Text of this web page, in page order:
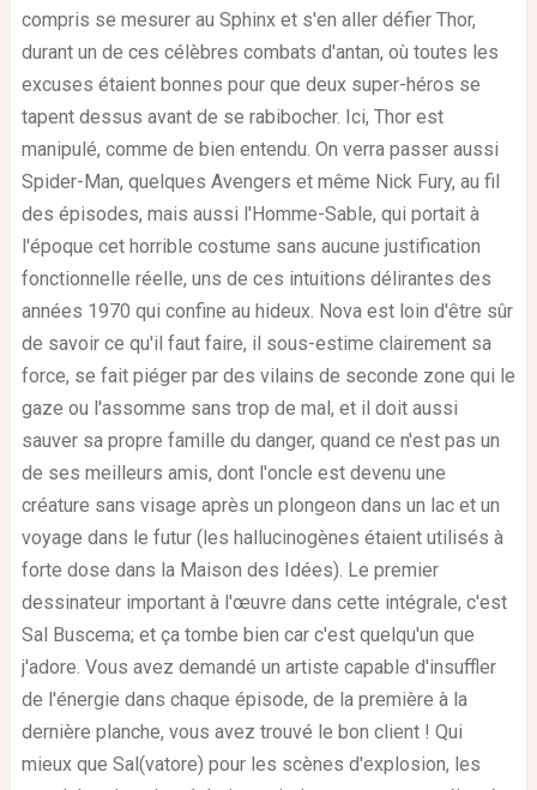
compris se mesurer au Sphinx et s'en aller défier Thor,
durant un de ces célèbres combats d'antan, où toutes les
excuses étaient bonnes pour que deux super-héros se
tapent dessus avant de se rabibocher. Ici, Thor est
manipulé, comme de bien entendu. On verra passer aussi
Spider-Man, quelques Avengers et même Nick Fury, au fil
des épisodes, mais aussi l'Homme-Sable, qui portait à
l'époque cet horrible costume sans aucune justification
fonctionnelle réelle, uns de ces intuitions délirantes des
années 1970 qui confine au hideux. Nova est loin d'être sûr
de savoir ce qu'il faut faire, il sous-estime clairement sa
force, se fait piéger par des vilains de seconde zone qui le
gaze ou l'assomme sans trop de mal, et il doit aussi
sauver sa propre famille du danger, quand ce n'est pas un
de ses meilleurs amis, dont l'oncle est devenu une
créature sans visage après un plongeon dans un lac et un
voyage dans le futur (les hallucinogènes étaient utilisés à
forte dose dans la Maison des Idées). Le premier
dessinateur important à l'œuvre dans cette intégrale, c'est
Sal Buscema; et ça tombe bien car c'est quelqu'un que
j'adore. Vous avez demandé un artiste capable d'insuffler
de l'énergie dans chaque épisode, de la première à la
dernière planche, vous avez trouvé le bon client ! Qui
mieux que Sal(vatore) pour les scènes d'explosion, les